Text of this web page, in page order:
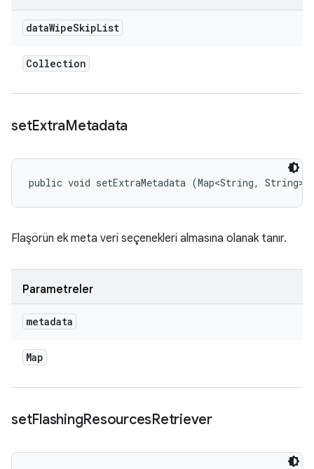
dataWipeSkipList
Collection
setExtraMetadata
public void setExtraMetadata (Map<String, String>
Flaşörün ek meta veri seçenekleri almasına olanak tanır.
Parametreler
metadata
Map
setFlashingResourcesRetriever